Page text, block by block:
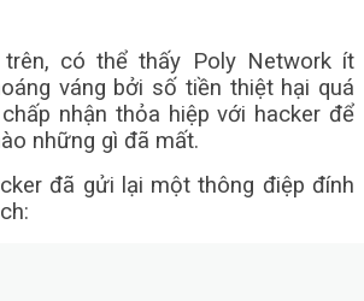
trên, có thể thấy Poly Network ít
váng bởi số tiền thiệt hại quá
nhận thỏa hiệp với hacker để
những gì đã mất.
đã gửi lại một thông điệp đính